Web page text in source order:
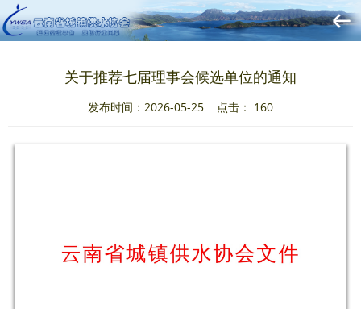
关于推荐七届理事会候选单位的通知
发布时间：2026-05-25 点击： 160